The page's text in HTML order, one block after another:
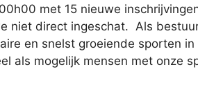
met 15 nieuwe
niet direct ingeschat. Als
en snelst groeiende sporten
als mogelijk mensen met onze